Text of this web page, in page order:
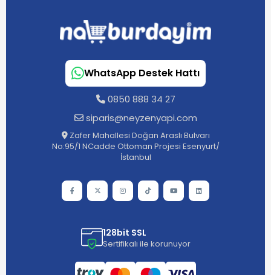
WhatsApp Destek Hattı
0850 888 34 27
siparis@neyzenyapi.com
Zafer Mahallesi Doğan Araslı Bulvarı
No:95/1 NCadde Ottoman Projesi Esenyurt/
İstanbul
128bit SSL
Sertifikalı ile korunuyor